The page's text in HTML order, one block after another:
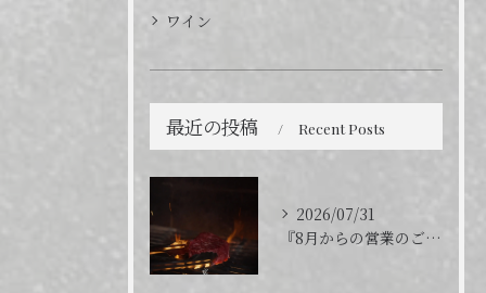
ワイン
最近の投稿 Recent Posts
2026/07/31
『8月からの営業のご案内』